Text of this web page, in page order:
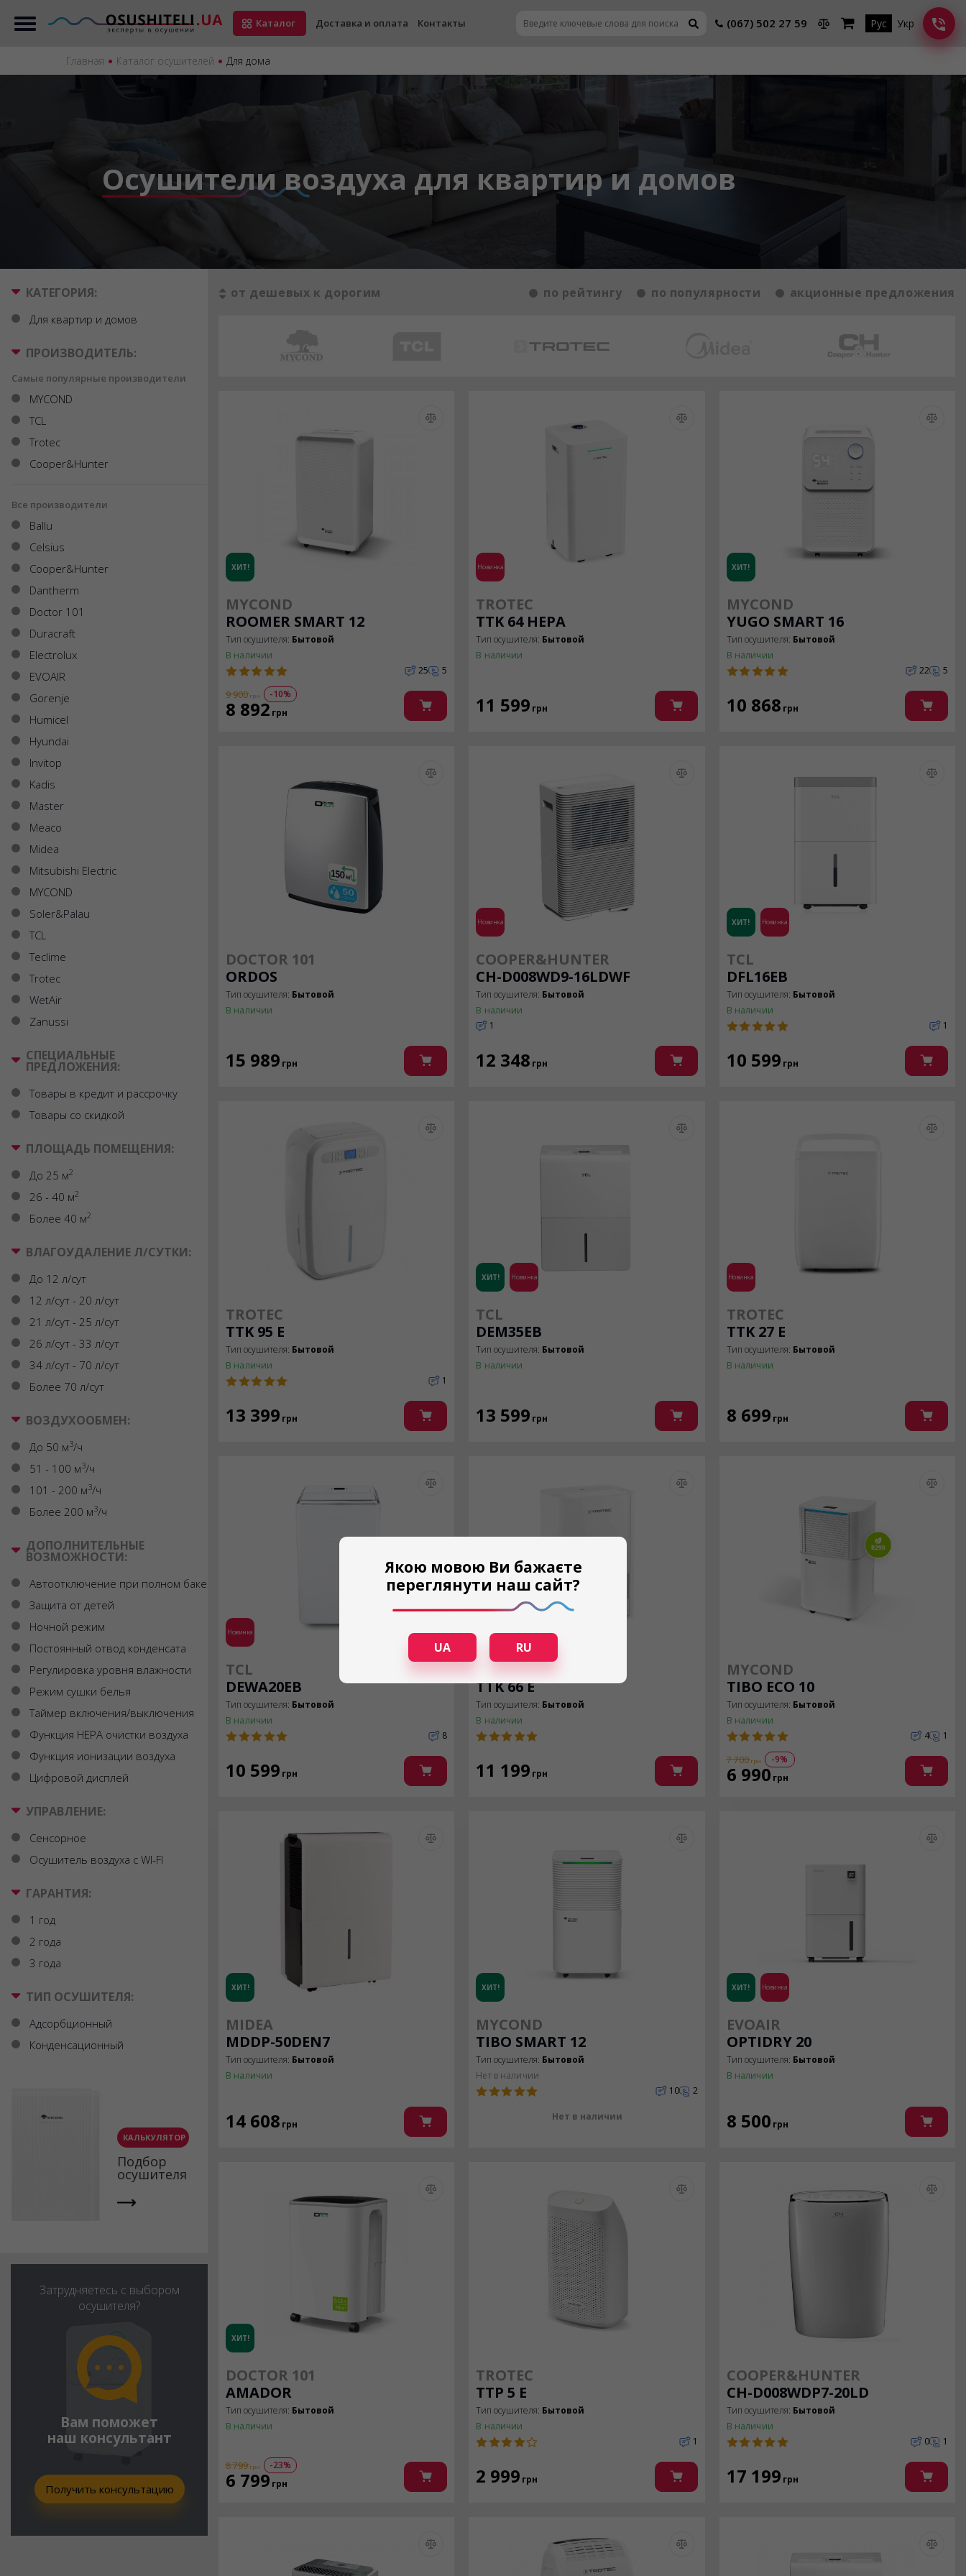
Каталог Доставка и оплата Контакты (067) 502 27 59 Рус Укр
Главная Каталог осушителей Для дома
Осушители воздуха для квартир и домов
КАТЕГОРИЯ:
Для квартир и домов
ПРОИЗВОДИТЕЛЬ:
Самые популярные производители
MYCOND
TCL
Trotec
Cooper&Hunter
Все производители
Ballu
Celsius
Cooper&Hunter
Dantherm
Doctor 101
Duracraft
Electrolux
EVOAIR
Gorenje
Humicel
Hyundai
Invitop
Kadis
Master
Meaco
Midea
Mitsubishi Electric
MYCOND
Soler&Palau
TCL
Teclime
Trotec
WetAir
Zanussi
СПЕЦИАЛЬНЫЕ
ПРЕДЛОЖЕНИЯ:
Товары в кредит и рассрочку
Товары со скидкой
ПЛОЩАДЬ ПОМЕЩЕНИЯ:
До 25 м2
26 - 40 м2
Более 40 м2
ВЛАГОУДАЛЕНИЕ Л/СУТКИ:
До 12 л/сут
12 л/сут - 20 л/сут
21 л/сут - 25 л/сут
26 л/сут - 33 л/сут
34 л/сут - 70 л/сут
Более 70 л/сут
ВОЗДУХООБМЕН:
До 50 м3/ч
51 - 100 м3/ч
101 - 200 м3/ч
Более 200 м3/ч
ДОПОЛНИТЕЛЬНЫЕ
ВОЗМОЖНОСТИ:
Автоотключение при полном баке
Защита от детей
Ночной режим
Постоянный отвод конденсата
Регулировка уровня влажности
Режим сушки белья
Таймер включения/выключения
Функция HEPA очистки воздуха
Функция ионизации воздуха
Цифровой дисплей
УПРАВЛЕНИЕ:
Сенсорное
Осушитель воздуха с WI-FI
ГАРАНТИЯ:
1 год
2 года
3 года
ТИП ОСУШИТЕЛЯ:
Адсорбционный
Конденсационный
КАЛЬКУЛЯТОР
Подбор
осушителя
Затрудняетесь с выбором
осушителя?
Вам поможет
наш консультант
Получить консультацию
от дешевых к дорогим по рейтингу по популярности акционные предложения
ХИТ!
MYCOND
ROOMER SMART 12
Тип осушителя: Бытовой
В наличии
25
5
9 900 грн -10%
8 892грн
Новинка
TROTEC
TTK 64 HEPA
Тип осушителя: Бытовой
В наличии
11 599 грн
ХИТ!
MYCOND
YUGO SMART 16
Тип осушителя: Бытовой
В наличии
22
5
10 868 грн
DOCTOR 101
ORDOS
Тип осушителя: Бытовой
В наличии
15 989 грн
Новинка
COOPER&HUNTER
CH-D008WD9-16LDWF
Тип осушителя: Бытовой
В наличии
1
12 348 грн
ХИТ! Новинка
TCL
DFL16EB
Тип осушителя: Бытовой
В наличии
1
10 599 грн
TROTEC
TTK 95 E
Тип осушителя: Бытовой
В наличии
1
13 399 грн
ХИТ! Новинка
TCL
DEM35EB
Тип осушителя: Бытовой
В наличии
13 599 грн
Новинка
TROTEC
TTK 27 E
Тип осушителя: Бытовой
В наличии
8 699 грн
Новинка
TCL
DEWA20EB
Тип осушителя: Бытовой
В наличии
8
10 599 грн
TROTEC
TTK 66 E
Тип осушителя: Бытовой
В наличии
11 199 грн
MYCOND
TIBO ECO 10
Тип осушителя: Бытовой
В наличии
4
1
7 700грн -9%
6 990грн
ХИТ!
MIDEA
MDDP-50DEN7
Тип осушителя: Бытовой
В наличии
14 608 грн
ХИТ!
MYCOND
TIBO SMART 12
Тип осушителя: Бытовой
Нет в наличии
10
2
Нет в наличии
ХИТ! Новинка
EVOAIR
OPTIDRY 20
Тип осушителя: Бытовой
В наличии
8 500 грн
ХИТ!
DOCTOR 101
AMADOR
Тип осушителя: Бытовой
В наличии
8 799 грн -23%
6 799грн
TROTEC
TTP 5 E
Тип осушителя: Бытовой
В наличии
1
2 999 грн
COOPER&HUNTER
CH-D008WDP7-20LD
Тип осушителя: Бытовой
В наличии
0
1
17 199 грн
Якою мовою Ви бажаєте
переглянути наш сайт?
UA RU